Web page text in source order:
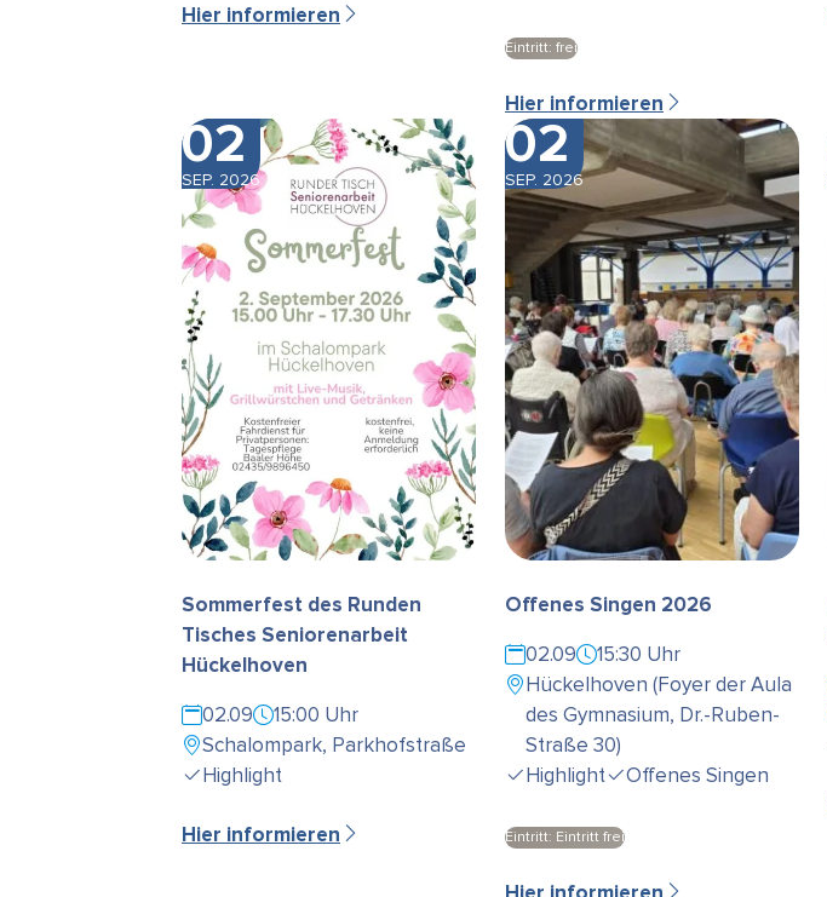
Hier informieren
Eintritt: frei
Hier informieren
02
SEP. 2026
Sommerfest des Runden
Tisches Seniorenarbeit
Hückelhoven
02.09
15:00 Uhr
Schalompark, Parkhofstraße
Highlight
Hier informieren
02
SEP. 2026
Offenes Singen 2026
02.09
15:30 Uhr
Hückelhoven (Foyer der Aula
des Gymnasium, Dr.-Ruben-
Straße 30)
Highlight
Offenes Singen
Eintritt: Eintritt frei